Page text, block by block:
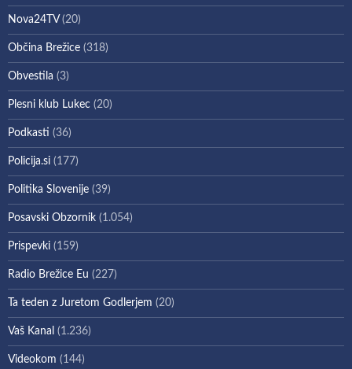
Nova24TV(20)
Občina Brežice (318)
Obvestila (3)
Plesni klub Lukec (20)
Podkasti (36)
Policija.si (177)
Politika Slovenije (39)
Posavski Obzornik (1.054)
Prispevki (159)
Radio Brežice Eu (227)
Ta teden z Juretom Godlerjem (20)
Vaš Kanal (1.236)
Videokom (144)